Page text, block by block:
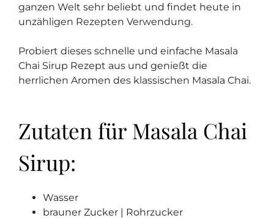
ganzen Welt sehr beliebt und findet heute in
unzähligen Rezepten Verwendung.
Probiert dieses schnelle und einfache Masala
Chai Sirup Rezept aus und genießt die
herrlichen Aromen des klassischen Masala Chai.
Zutaten für Masala Chai
Sirup:
Wasser
brauner Zucker | Rohrzucker